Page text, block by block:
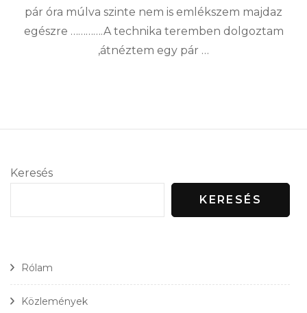
pár óra múlva szinte nem is emlékszem majdaz
egészre ………….A technika teremben dolgoztam
,átnéztem egy pár …
Keresés
KERESÉS
Rólam
Közlemények